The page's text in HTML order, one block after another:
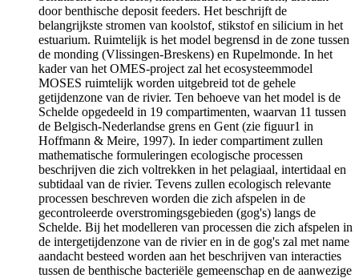
door benthische deposit feeders. Het beschrijft de
belangrijkste stromen van koolstof, stikstof en silicium in het
estuarium. Ruimtelijk is het model begrensd in de zone tussen
de monding (Vlissingen-Breskens) en Rupelmonde. In het
kader van het OMES-project zal het ecosysteemmodel
MOSES ruimtelijk worden uitgebreid tot de gehele
getijdenzone van de rivier. Ten behoeve van het model is de
Schelde opgedeeld in 19 compartimenten, waarvan 11 tussen
de Belgisch-Nederlandse grens en Gent (zie figuur1 in
Hoffmann & Meire, 1997). In ieder compartiment zullen
mathematische formuleringen ecologische processen
beschrijven die zich voltrekken in het pelagiaal, intertidaal en
subtidaal van de rivier. Tevens zullen ecologisch relevante
processen beschreven worden die zich afspelen in de
gecontroleerde overstromingsgebieden (gog's) langs de
Schelde. Bij het modelleren van processen die zich afspelen in
de intergetijdenzone van de rivier en in de gog's zal met name
aandacht besteed worden aan het beschrijven van interacties
tussen de benthische bacteriële gemeenschap en de aanwezige